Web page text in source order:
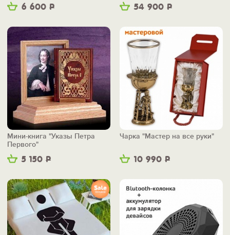
6 600 Р 54 900 Р
5 150 Р
Мини-книга "Указы Петра
Первого"
10 990 Р
Чарка "Мастер на все руки"